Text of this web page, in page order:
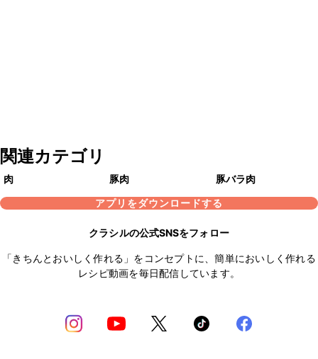
関連カテゴリ
肉 豚肉
豚バラ肉
アプリをダウンロードする
クラシルの公式SNSをフォロー
「きちんとおいしく作れる」をコンセプトに、簡単においしく作れる
レシピ動画を毎日配信しています。